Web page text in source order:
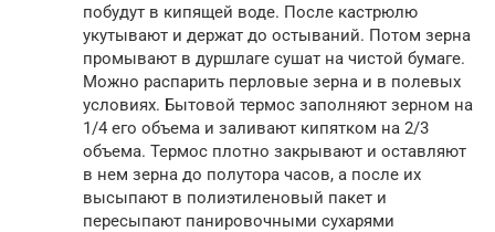
побудут в кипящей воде. После кастрюлю
укутывают и держат до остываний. Потом зерна
промывают в дуршлаге сушат на чистой бумаге.
Можно распарить перловые зерна и в полевых
условиях. Бытовой термос заполняют зерном на
1/4 его объема и заливают кипятком на 2/3
объема. Термос плотно закрывают и оставляют
в нем зерна до полутора часов, а после их
высыпают в полиэтиленовый пакет и
пересыпают панировочными сухарями